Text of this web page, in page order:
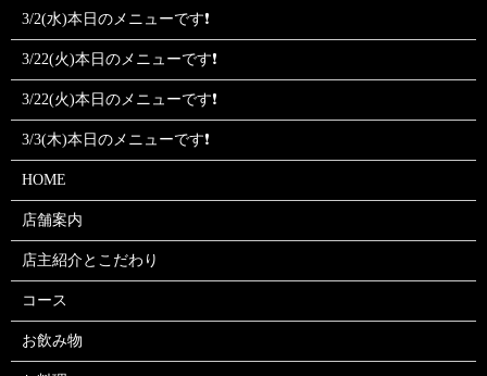
3/2(水)本日のメニューです❗
3/22(火)本日のメニューです❗
3/22(火)本日のメニューです❗
3/3(木)本日のメニューです❗
HOME
店舗案内
店主紹介とこだわり
コース
お飲み物